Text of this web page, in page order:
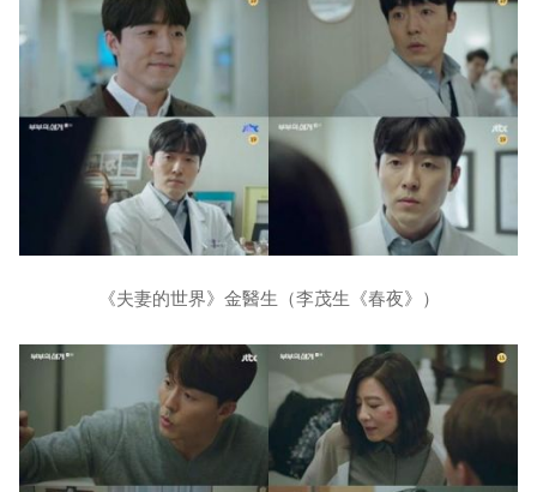
《夫妻的世界》金醫生（李茂生《春夜》）